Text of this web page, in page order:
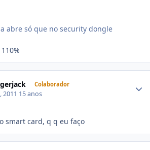
abre só que no security dongle
Colaborador
2011 15 anos
smart card, q q eu faço